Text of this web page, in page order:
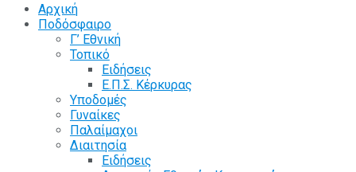
Αρχική
Ποδόσφαιρο
Γ’ Εθνική
Τοπικό
Ειδήσεις
Ε.Π.Σ. Κέρκυρας
Υποδομές
Γυναίκες
Παλαίμαχοι
Διαιτησία
Ειδήσεις